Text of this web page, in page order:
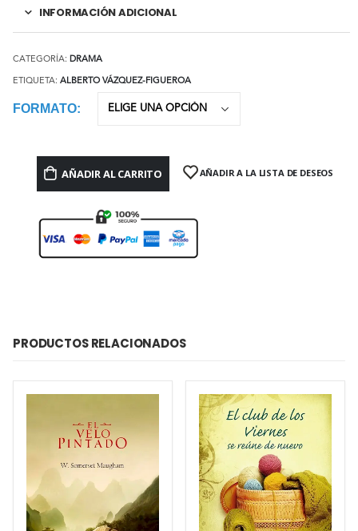
INFORMACIÓN ADICIONAL
CATEGORÍA: DRAMA
ETIQUETA: ALBERTO VÁZQUEZ-FIGUEROA
FORMATO
AÑADIR AL CARRITO AÑADIR A LA LISTA DE DESEOS
PRODUCTOS RELACIONADOS